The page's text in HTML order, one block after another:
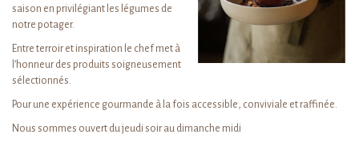
saison en privilégiant les légumes de
notre potager.
Entre terroir et inspiration le chef met à
l’honneur des produits soigneusement
sélectionnés.
Pour une expérience gourmande à la fois accessible, conviviale et raffinée.
Nous sommes ouvert du jeudi soir au dimanche midi